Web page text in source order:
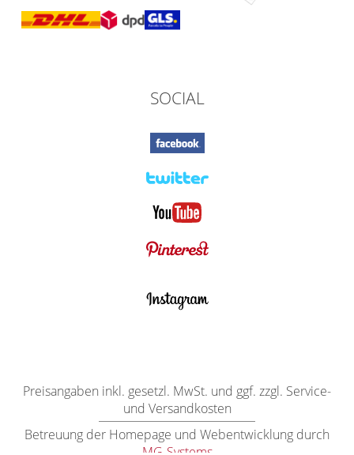
SOCIAL
Preisangaben inkl. gesetzl. MwSt. und ggf. zzgl. Service-
und Versandkosten
Betreuung der Homepage und Webentwicklung durch